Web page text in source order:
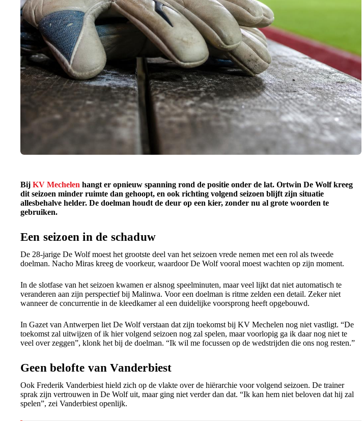
Bij KV Mechelen hangt er opnieuw spanning rond de positie onder de lat. Ortwin De Wolf kreeg
dit seizoen minder ruimte dan gehoopt, en ook richting volgend seizoen blijft zijn situatie
allesbehalve helder. De doelman houdt de deur op een kier, zonder nu al grote woorden te
gebruiken.
Een seizoen in de schaduw
De 28-jarige De Wolf moest het grootste deel van het seizoen vrede nemen met een rol als tweede
doelman. Nacho Miras kreeg de voorkeur, waardoor De Wolf vooral moest wachten op zijn moment.
In de slotfase van het seizoen kwamen er alsnog speelminuten, maar veel lijkt dat niet automatisch te
veranderen aan zijn perspectief bij Malinwa. Voor een doelman is ritme zelden een detail. Zeker niet
wanneer de concurrentie in de kleedkamer al een duidelijke voorsprong heeft opgebouwd.
In Gazet van Antwerpen liet De Wolf verstaan dat zijn toekomst bij KV Mechelen nog niet vastligt. “De
toekomst zal uitwijzen of ik hier volgend seizoen nog zal spelen, maar voorlopig ga ik daar nog niet te
veel over zeggen”, klonk het bij de doelman. “Ik wil me focussen op de wedstrijden die ons nog resten.”
Geen belofte van Vanderbiest
Ook Frederik Vanderbiest hield zich op de vlakte over de hiërarchie voor volgend seizoen. De trainer
sprak zijn vertrouwen in De Wolf uit, maar ging niet verder dan dat. “Ik kan hem niet beloven dat hij zal
spelen”, zei Vanderbiest openlijk.